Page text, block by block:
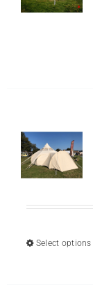
Select options